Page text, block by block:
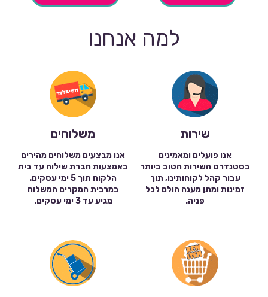
למה אנחנו
שירות
אנו פועלים ומאמינים
בסטנדרט השירות הטוב ביותר
עבור קהל לקוחותינו, תוך
זמינות ומתן מענה הולם לכל
פניה.
משלוחים
אנו מבצעים משלוחים מהירים
באמצעות חברת שילוח עד בית
הלקוח תוך 5 ימי עסקים.
במרבית המקרים המשלוח
מגיע עד 3 ימי עסקים.